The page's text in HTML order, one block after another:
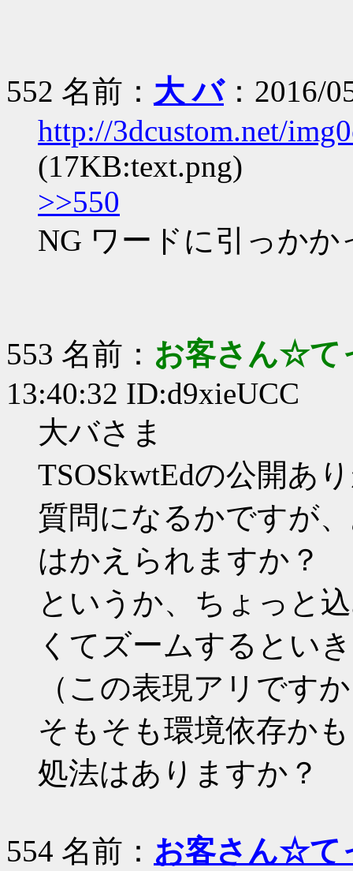
552 名前： 大 バ：2016/
http://3dcustom.net/
(17KB:text.png)
>>550
NG ワードに引っか
553 名前： お客さん☆て
13:40:32 ID:d9xieUCC
大バさま
TSOSkwtEdの公開あ
質問になるかですが
はかえられますか？
というか、ちょっと
くてズームするとい
（この表現アリです
そもそも環境依存か
処法はありますか？
554 名前： お客さん☆て